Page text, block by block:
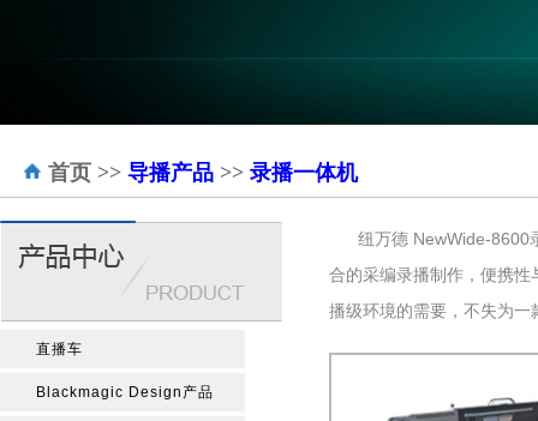
首页 >> 导播产品 >> 录播一体机
直播车
Blackmagic Design产品
纽万德 NewWide-8600
合的采编录播制作，便携
播级环境的需要，不失为